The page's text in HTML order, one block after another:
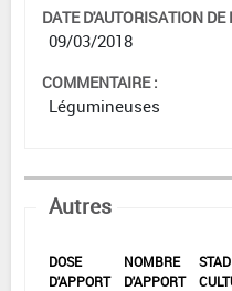
DATE D'AUTORISATION DE
09/03/2018
COMMENTAIRE :
Légumineuses
Autres
DOSE
D'APPORT
NOMBRE
D'APPORT